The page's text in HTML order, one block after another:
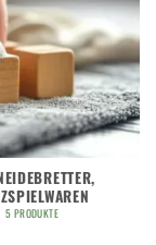
5 PRODUKTE